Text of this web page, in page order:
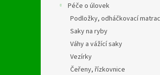
Péče o úlovek
Podložky, odháčkovací
Saky na ryby
Váhy a vážící saky
Vezírky
Čeřeny, řízkovnice